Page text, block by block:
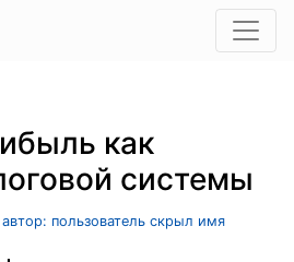
как
системы
пользователь скрыл имя